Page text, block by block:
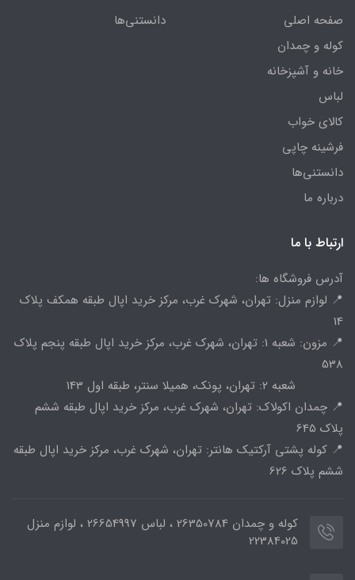
صفحه اصلی
کوله و چمدان
خانه و آشپزخانه
لباس
کالای خواب
فرشینه چاپی
دانستنی‌ها
درباره ما
دانستنی‌ها
ارتباط با ما
آدرس فروشگاه ها:
📍 لوازم منزل: تهران، شهرک غرب، مرکز خرید اپال طبقه همکف پلاک
14
📍 مزون: شعبه 1: تهران، شهرک غرب، مرکز خرید اپال طبقه پنجم پلاک
538
شعبه 2: تهران، پونک، همیلا سنتر، طبقه اول 143
📍 چمدان اکولاک: تهران، شهرک غرب، مرکز خرید اپال طبقه ششم
پلاک 645
📍 کوله پشتی آرکتیک هانتر: تهران، شهرک غرب، مرکز خرید اپال طبقه
ششم پلاک 626
کوله و چمدان 26350784 ، لباس 26654997 ، لوازم منزل
22384025